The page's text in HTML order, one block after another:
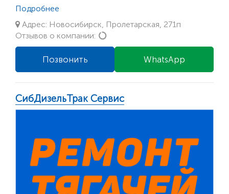
Подробнее
Адрес: Новосибирск, Пролетарская, 271п
Отзывов о компании:
WhatsApp
Позвонить
СибДизельТрак Сервис